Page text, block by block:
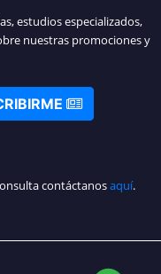
estudios especializados,
nuestras promociones y
contáctanosaquí.